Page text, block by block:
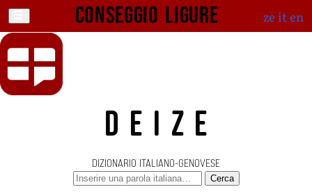
Conseggio ligure ze iten
DEIZE
DIZIONARIO ITALIANO-GENOVESE
Cerca